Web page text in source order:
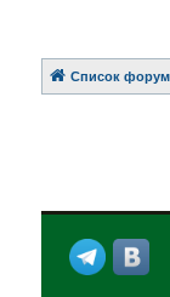
Список